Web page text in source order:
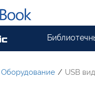
Оборудование / USB